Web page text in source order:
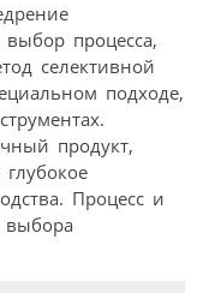
процесса,
селективной
подходе,
продукт,
Процесс и
выбора